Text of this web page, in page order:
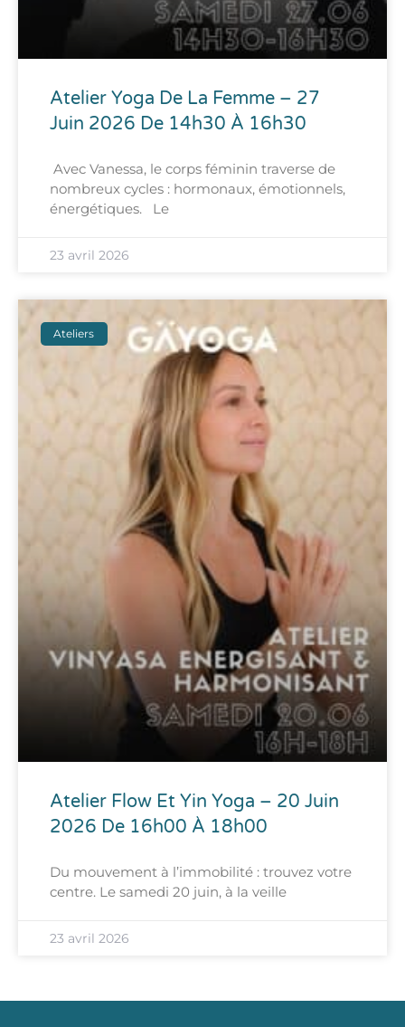
Atelier Yoga De La Femme – 27
Juin 2026 De 14h30 À 16h30
Avec Vanessa, le corps féminin traverse de
nombreux cycles : hormonaux, émotionnels,
énergétiques. Le
23 avril 2026
Ateliers
Atelier Flow Et Yin Yoga – 20 Juin
2026 De 16h00 À 18h00
Du mouvement à l’immobilité : trouvez votre
centre. Le samedi 20 juin, à la veille
23 avril 2026